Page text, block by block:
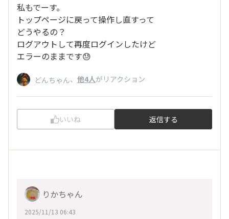
私もでーす。
トップページに戻って操作し直すって
どうやるの？
ログアウトして再度ログインしたけど
エラーのままです😓
どんちゃん、 他4人がリアクション
いいね 返信する
りかちゃん
2025/11/13 06:43